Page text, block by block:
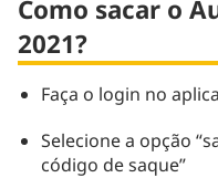
Como sacar o
2021?
Faça o login no
Selecione a opção
código de saque”